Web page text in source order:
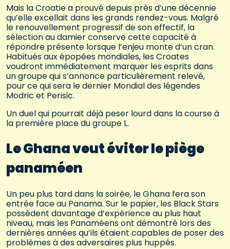
Mais la Croatie a prouvé depuis près d’une décennie
qu’elle excellait dans les grands rendez-vous. Malgré
le renouvellement progressif de son effectif, la
sélection au damier conserve cette capacité à
répondre présente lorsque l’enjeu monte d’un cran.
Habitués aux épopées mondiales, les Croates
voudront immédiatement marquer les esprits dans
un groupe qui s’annonce particulièrement relevé,
pour ce qui sera le dernier Mondial des légendes
Modric et Perisic.
Un duel qui pourrait déjà peser lourd dans la course à
la première place du groupe L.
Le Ghana veut éviter le piège
panaméen
Un peu plus tard dans la soirée, le Ghana fera son
entrée face au Panama. Sur le papier, les Black Stars
possèdent davantage d’expérience au plus haut
niveau, mais les Panaméens ont démontré lors des
dernières années qu’ils étaient capables de poser des
problèmes à des adversaires plus huppés.